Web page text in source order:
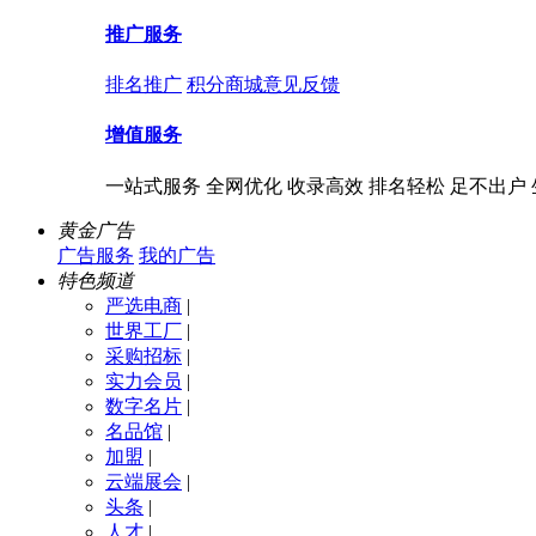
推广服务
排名推广 积分商城意见反馈
增值服务
一站式服务 全网优化 收录高效 排名轻松 足不出户
黄金广告
广告服务 我的广告
特色频道
严选电商 |
世界工厂 |
采购招标 |
实力会员 |
数字名片 |
名品馆 |
加盟 |
云端展会 |
头条 |
人才 |